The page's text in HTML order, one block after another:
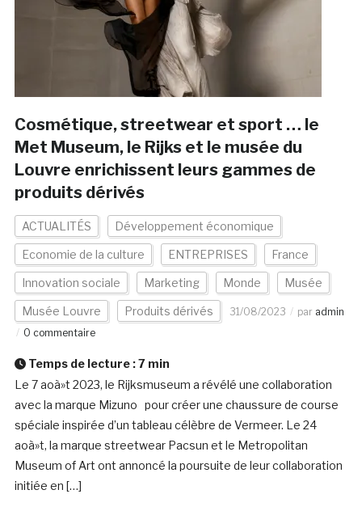
Cosmétique, streetwear et sport … le
Met Museum, le Rijks et le musée du
Louvre enrichissent leurs gammes de
produits dérivés
ACTUALITÉS Développement économique
Economie de la culture ENTREPRISES France
Innovation sociale Marketing Monde Musée
Musée Louvre Produits dérivés 31/08/2023 par admin
0 commentaire
Temps de lecture :7 min
Le 7 aoà»t 2023, le Rijksmuseum a révélé une collaboration
avec la marque Mizuno pour créer une chaussure de course
spéciale inspirée d’un tableau célèbre de Vermeer. Le 24
aoà»t, la marque streetwear Pacsun et le Metropolitan
Museum of Art ont annoncé la poursuite de leur collaboration
initiée en […]